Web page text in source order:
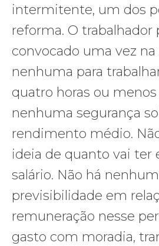
intermitente, um dos
reforma. O trabalhador
convocado uma vez
nenhuma para
quatro horas ou menos
nenhuma segurança
rendimento médio.
ideia de quanto vai ter
salário. Não há
previsibilidade em
remuneração nesse
gasto com moradia,